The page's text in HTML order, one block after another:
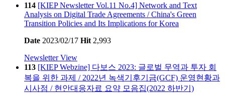
114 [KIEP Newsletter Vol.11 No.4] Network and Text
Analysis on Digital Trade Agreements / China's Green
Transition Policies and Its Implications for Korea
Date 2023/02/17 Hit 2,993
Newsletter View
113 [KIEP Webzine] 다보스 2023: 글로벌 무역과 투자 회
복을 위한 과제 / 2022년 녹색기후기금(GCF) 운영현황과
시사점 / 현안대응자료 요약 모음집(2022 하반기)